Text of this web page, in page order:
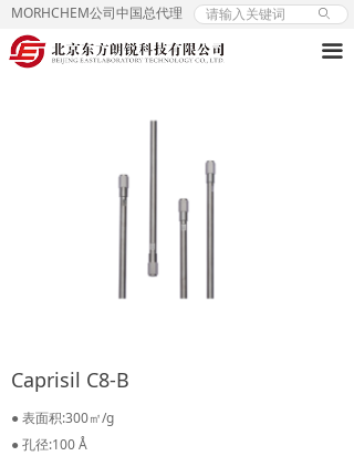
MORHCHEM公司中国总代理 ꄙ
끀
Caprisil C8-B
● 表面积:300㎡/g
● 孔径:100 Å